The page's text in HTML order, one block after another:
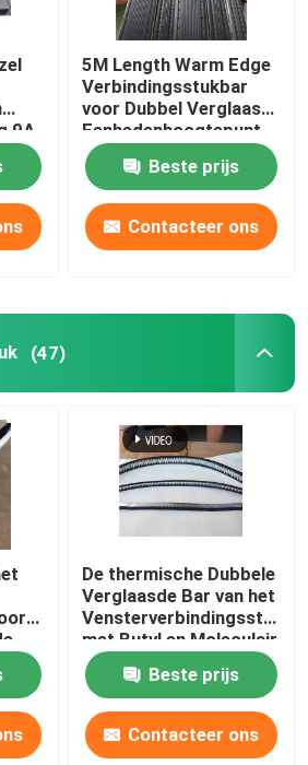
Bar
9A
5M Length Warm Edge
Verbindingsstukbar
voor Dubbel Verglaasd
Eenhedenhoogtepunt -
grootte
Beste prijs
Contacteer ons
(47)
De thermische Dubbele
Verglaasde Bar van het
Vensterverbindingsstuk
met Butyl en Moleculair
Beste prijs
Contacteer ons